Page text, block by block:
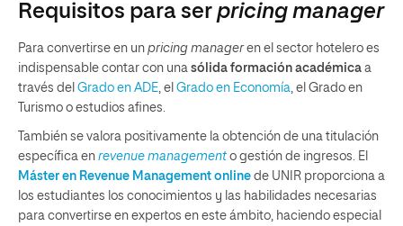
Requisitos para ser pricing manager
Para convertirse en un pricing manageren el sector hotelero es
indispensable contar con una sólida formación académica a
través del Grado en ADE, el Grado en Economía, el Grado en
Turismo o estudios afines.
También se valora positivamente la obtención de una titulación
específica en revenue management o gestión de ingresos. El
Máster en Revenue Management online de UNIR proporciona a
los estudiantes los conocimientos y las habilidades necesarias
para convertirse en expertos en este ámbito, haciendo especial